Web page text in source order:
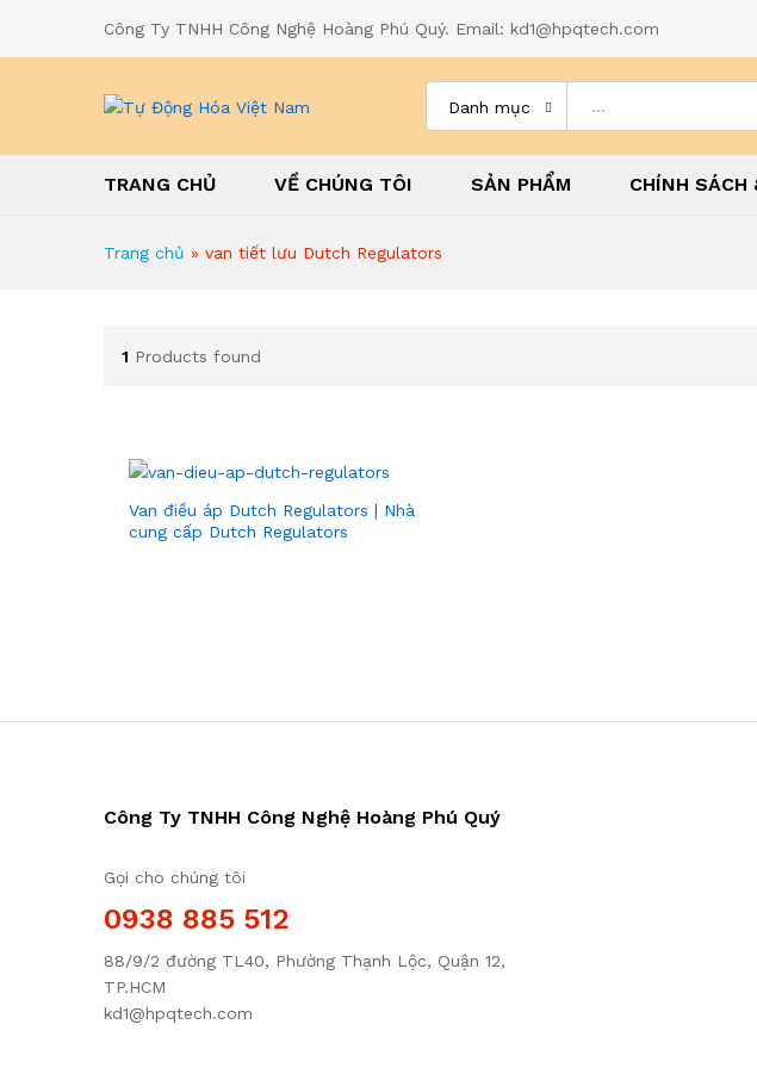
Công Ty TNHH Công Nghệ Hoàng Phú Quý. Email: kd1@hpqtech.com
Danh mục
TRANG CHỦ VỀ CHÚNG TÔI SẢN PHẨM CHÍNH SÁCH
Trang chủ » van tiết lưu Dutch Regulators
1 Products found
Van điều áp Dutch Regulators | Nhà
cung cấp Dutch Regulators
Công Ty TNHH Công Nghệ Hoàng Phú Quý
Gọi cho chúng tôi
0938 885 512
88/9/2 đường TL40, Phường Thạnh Lộc, Quận 12,
TP.HCM
kd1@hpqtech.com